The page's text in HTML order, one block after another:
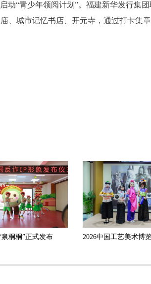
动“青少年领阅计划”。福建新华发行集
、城市记忆书店、开元寺，通过打卡集
桐桐”正式发布